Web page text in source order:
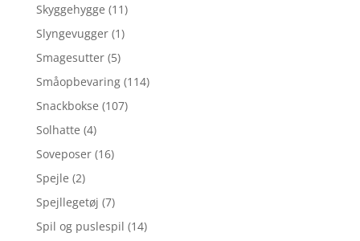
Skyggehygge (11)
Slyngevugger (1)
Smagesutter (5)
Småopbevaring (114)
Snackbokse (107)
Solhatte (4)
Soveposer (16)
Spejle (2)
Spejllegetøj (7)
Spil og puslespil (14)